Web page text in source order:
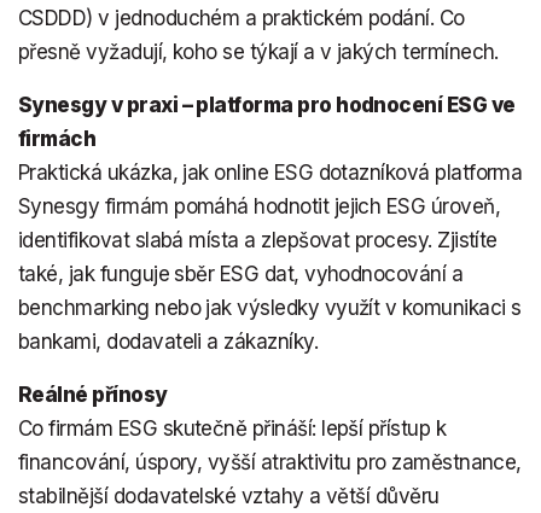
CSDDD) v jednoduchém a praktickém podání. Co
přesně vyžadují, koho se týkají a v jakých termínech.
Synesgy v praxi – platforma pro hodnocení ESG ve
firmách
Praktická ukázka, jak online ESG dotazníková platforma
Synesgy firmám pomáhá hodnotit jejich ESG úroveň,
identifikovat slabá místa a zlepšovat procesy. Zjistíte
také, jak funguje sběr ESG dat, vyhodnocování a
benchmarking nebo jak výsledky využít v komunikaci s
bankami, dodavateli a zákazníky.
Reálné přínosy
Co firmám ESG skutečně přináší: lepší přístup k
financování, úspory, vyšší atraktivitu pro zaměstnance,
stabilnější dodavatelské vztahy a větší důvěru